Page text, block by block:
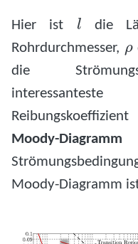
Hier ist l die
Rohrdurchmesser,
die
Reibungskoeffizient
Moody-Diagramm
Moody-Diagramm